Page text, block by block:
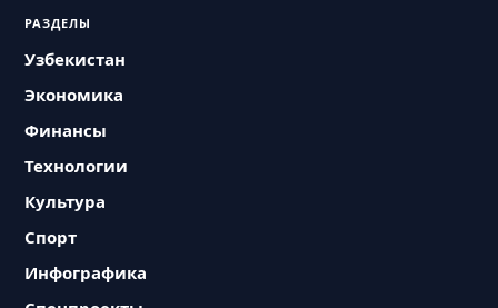
РАЗДЕЛЫ
Узбекистан
Экономика
Финансы
Технологии
Культура
Спорт
Инфографика